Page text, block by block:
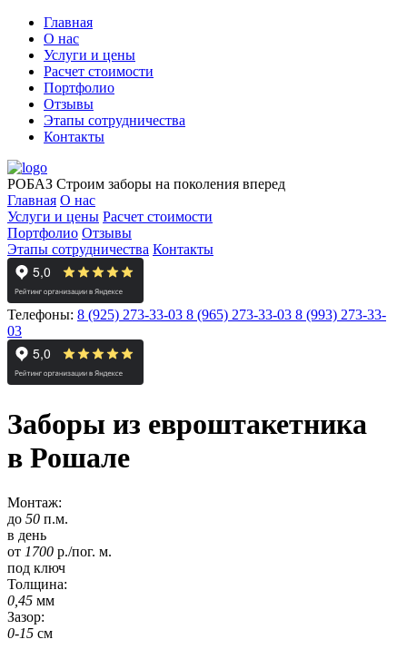
Главная
О нас
Услуги и цены
Расчет стоимости
Портфолио
Отзывы
Этапы сотрудничества
Контакты
РОБАЗ Строим заборы на поколения вперед
Главная О нас
Услуги и цены Расчет стоимости
Портфолио Отзывы
Этапы сотрудничества Контакты
Телефоны: 8 (925) 273-33-03 8 (965) 273-33-03 8 (993) 273-33-
03
Заборы из евроштакетника
в Рошале
Монтаж:
до 50 п.м.
в день
от 1700 р./пог. м.
под ключ
Толщина:
0,45 мм
Зазор:
0-15 см